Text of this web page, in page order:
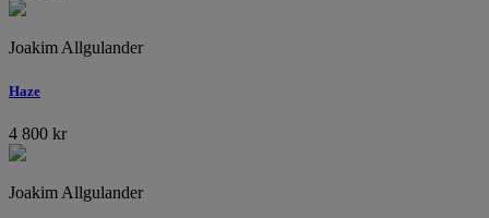
Joakim Allgulander
Haze
4 800 kr
Joakim Allgulander